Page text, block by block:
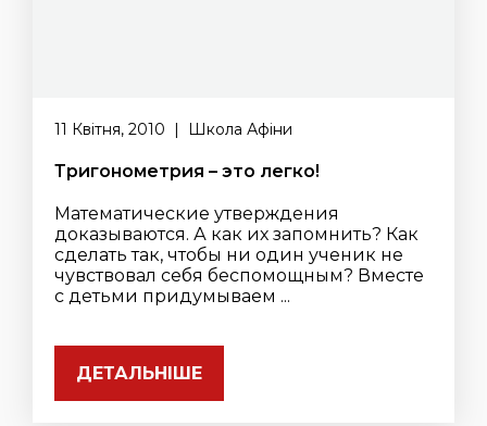
11 Квітня, 2010 | Школа Афіни
Тригонометрия – это легко!
Математические утверждения
доказываются. А как их запомнить? Как
сделать так, чтобы ни один ученик не
чувствовал себя беспомощным? Вместе
с детьми придумываем ...
ДЕТАЛЬНІШЕ